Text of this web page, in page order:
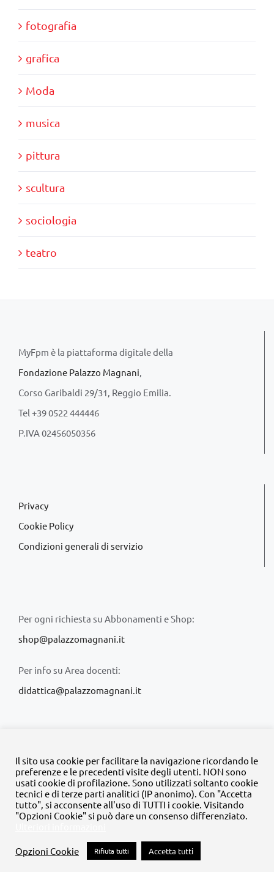
fotografia
grafica
Moda
musica
pittura
scultura
sociologia
teatro
MyFpm è la piattaforma digitale della
Fondazione Palazzo Magnani
Corso Garibaldi 29/31, Reggio Emilia.
Tel +39 0522 444446
P.IVA 02456050356
Privacy
Cookie Policy
Condizioni generali di servizio
Per ogni richiesta su Abbonamenti e Shop:
shop@palazzomagnani.it
Per info su Area docenti:
didattica@palazzomagnani.it
© Copyright 2020 -2026 | Tutti i diritti riservati | MyFpm è un
progetto dellaFondazione Palazzo Magnani
FacebookInstagram
TwitterLinkedInYouTube
Il sito usa cookie per facilitare la navigazione ricordando le
preferenze e le precedenti visite degli utenti. NON sono
usati cookie di profilazione. Sono utilizzati soltanto cookie
tecnici e di terze parti analitici (IP anonimo). Con "Accetta
tutto", si acconsente all'uso di TUTTI i cookie. Visitando
"Opzioni Cookie" si può dare un consenso differenziato.
Opzioni Cookie Rifiuta tutti Accetta tutti